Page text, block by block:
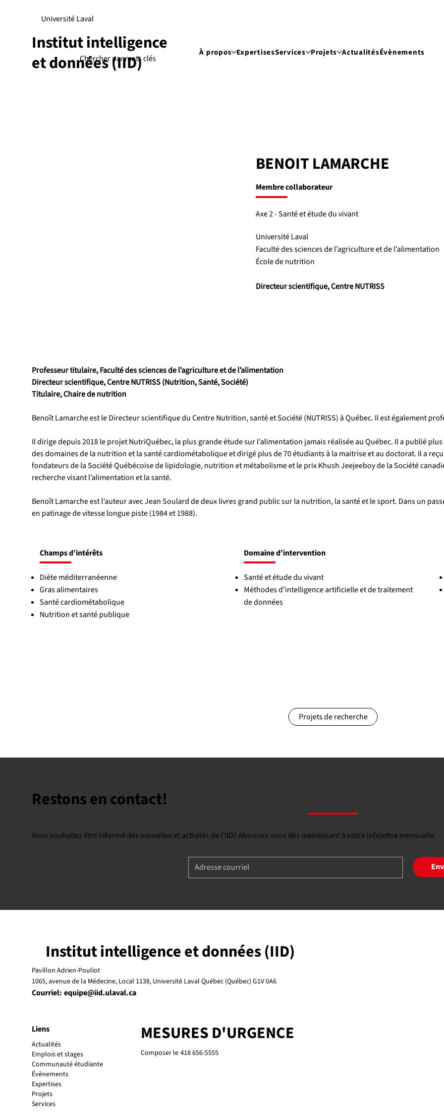
Institut intelligence
et données (IID)
À propos ExpertisesServices Projets ActualitésÉvènements
Université Laval
BENOIT LAMARCHE
Membre collaborateur
Axe 2 - Santé et étude du vivant
Université Laval
Faculté des sciences de l’agriculture et de l’alimentation
École de nutrition
Directeur scientifique, Centre NUTRISS
Champs d’intérêts
Diète méditerranéenne
Gras alimentaires
Santé cardiométabolique
Nutrition et santé publique
Domaine d’intervention
Santé et étude du vivant
Méthodes d’intelligence artificielle et de traitement
de données
Professeur titulaire, Faculté des sciences de l’agriculture et de l’alimentation
Directeur scientifique, Centre NUTRISS (Nutrition, Santé, Société)
Titulaire, Chaire de nutrition
Benoît Lamarche est le Directeur scientifique du Centre Nutrition, santé et Société (NUTRISS) à Québec. Il est également
Il dirige depuis 2018 le projet NutriQuébec, la plus grande étude sur l’alimentation jamais réalisée au Québec. Il a publié
des domaines de la nutrition et la santé cardiométabolique et dirigé plus de 70 étudiants à la maitrise et au doctorat. Il a
fondateurs de la Société Québécoise de lipidologie, nutrition et métabolisme et le prix Khush Jeejeeboy de la Société
recherche visant l’alimentation et la santé.
Benoît Lamarche est l’auteur avec Jean Soulard de deux livres grand public sur la nutrition, la santé et le sport. Dans un
en patinage de vitesse longue piste (1984 et 1988).
Projets de recherche
Restons en contact!
Vous souhaitez être informé des nouvelles et activités de l'IID? Abonnez-vous dès maintenant à notre infolettre mensuelle.
Liens
Actualités
Emplois et stages
Communauté étudiante
Évènements
Expertises
Projets
Services
MESURES D'URGENCE
Composer le 418 656-5555
Institut intelligence et données (IID)
Pavillon Adrien-Pouliot
1065, avenue de la Médecine, Local 1138, Université Laval Québec (Québec) G1V 0A6
Courriel: equipe@iid.ulaval.ca